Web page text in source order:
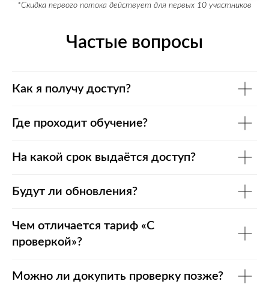
*Скидка первого потока действует для первых 10 участников
Частые вопросы
Как я получу доступ?
Где проходит обучение?
На какой срок выдаётся доступ?
Будут ли обновления?
Чем отличается тариф «С
проверкой»?
Можно ли докупить проверку позже?